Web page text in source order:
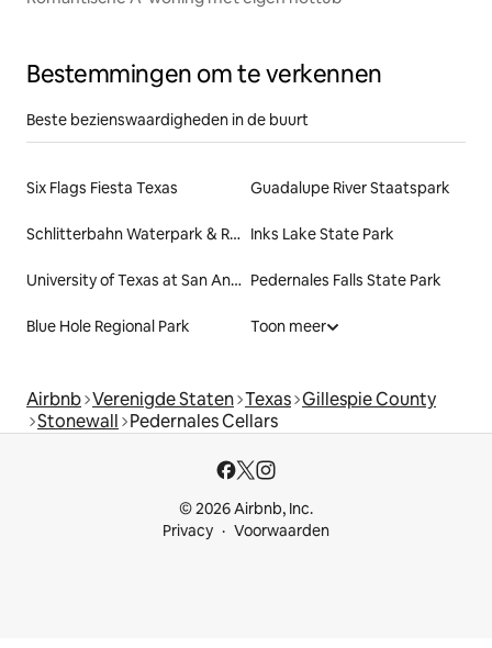
Bestemmingen om te verkennen
Beste bezienswaardigheden in de buurt
Six Flags Fiesta Texas Guadalupe River Staatspark
Schlitterbahn Waterpark & Resort Inks Lake State Park
University of Texas at San Antonio Pedernales Falls State Park
Blue Hole Regional Park Toon meer
Airbnb Verenigde Staten Texas Gillespie County
Stonewall Pedernales Cellars
© 2026 Airbnb, Inc.
Privacy
Voorwaarden